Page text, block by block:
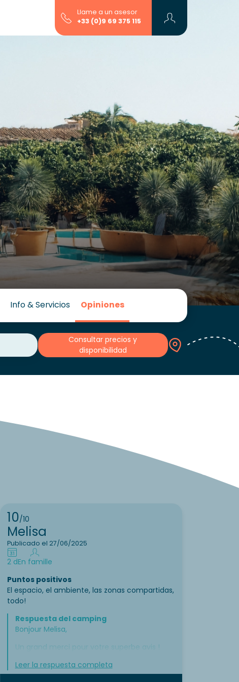
Llame a un asesor
+33 (0)9 69 375 115
Info & Servicios Opiniones
Consultar precios y
disponibilidad
10/10
Melisa
Publicado el 27/06/2025
2 dEn famille
Puntos positivos
El espacio, el ambiente, las zonas compartidas,
todo!
Respuesta del camping
Bonjour Melisa,
Un grand merci pour votre superbe avis !
l’espace, l’ambiance et nos zones
Leer la respuesta completa